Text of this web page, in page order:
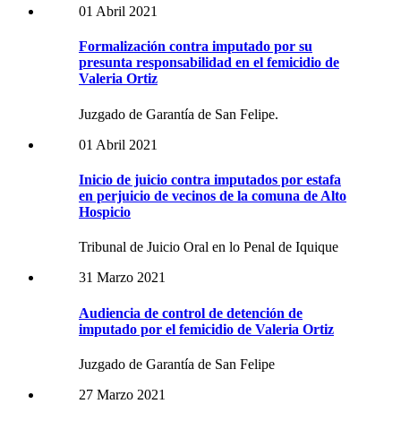
01 Abril 2021
Formalización contra imputado por su
presunta responsabilidad en el femicidio de
Valeria Ortiz
Juzgado de Garantía de San Felipe.
01 Abril 2021
Inicio de juicio contra imputados por estafa
en perjuicio de vecinos de la comuna de Alto
Hospicio
Tribunal de Juicio Oral en lo Penal de Iquique
31 Marzo 2021
Audiencia de control de detención de
imputado por el femicidio de Valeria Ortiz
Juzgado de Garantía de San Felipe
27 Marzo 2021